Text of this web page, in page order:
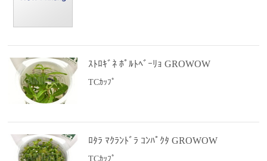
ｽﾄﾛｷﾞﾈ ﾎﾟﾙﾄﾍﾞｰﾘｮ GROWOW
TCｶｯﾌﾟ
ﾛﾀﾗ ﾏｸﾗﾝﾄﾞﾗ ｺﾝﾊﾟｸﾀ GROWOW
TCｶｯﾌﾟ